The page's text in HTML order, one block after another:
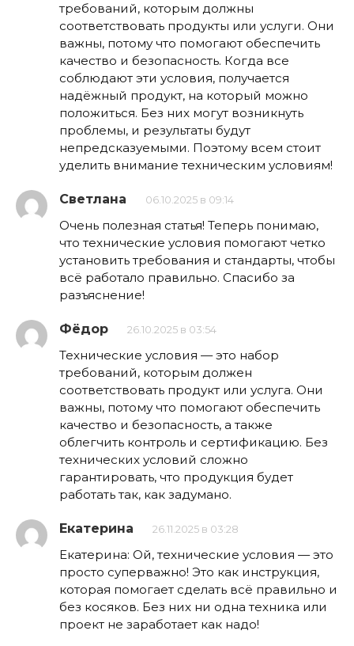
требований, которым должны
соответствовать продукты или услуги. Они
важны, потому что помогают обеспечить
качество и безопасность. Когда все
соблюдают эти условия, получается
надёжный продукт, на который можно
положиться. Без них могут возникнуть
проблемы, и результаты будут
непредсказуемыми. Поэтому всем стоит
уделить внимание техническим условиям!
Светлана 06.10.2025 в 09:14
Очень полезная статья! Теперь понимаю,
что технические условия помогают четко
установить требования и стандарты, чтобы
всё работало правильно. Спасибо за
разъяснение!
Фёдор 26.10.2025 в 03:54
Технические условия — это набор
требований, которым должен
соответствовать продукт или услуга. Они
важны, потому что помогают обеспечить
качество и безопасность, а также
облегчить контроль и сертификацию. Без
технических условий сложно
гарантировать, что продукция будет
работать так, как задумано.
Екатерина 26.11.2025 в 03:28
Екатерина: Ой, технические условия — это
просто суперважно! Это как инструкция,
которая помогает сделать всё правильно и
без косяков. Без них ни одна техника или
проект не заработает как надо!